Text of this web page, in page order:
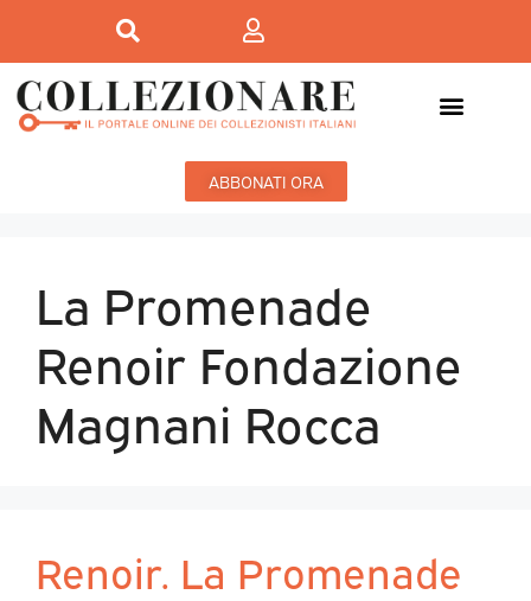
ABBONATI ORA
La Promenade
Renoir Fondazione
Magnani Rocca
Renoir. La Promenade